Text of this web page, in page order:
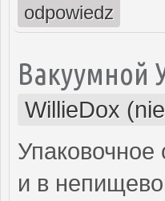
odpowiedz
Вакуумной
WillieDox
и в